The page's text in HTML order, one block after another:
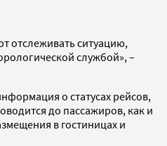
отслеживать ситуацию,
службой», –
о статусах рейсов,
до пассажиров, как и
в гостиницах и